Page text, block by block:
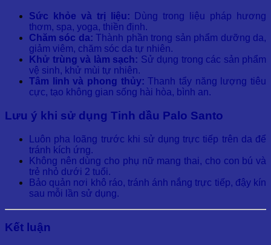
Sức khỏe và trị liệu: Dùng trong liệu pháp hương
thơm, spa, yoga, thiền định.
Chăm sóc da: Thành phần trong sản phẩm dưỡng da,
giảm viêm, chăm sóc da tự nhiên.
Khử trùng và làm sạch: Sử dụng trong các sản phẩm
vệ sinh, khử mùi tự nhiên.
Tâm linh và phong thủy: Thanh tẩy năng lượng tiêu
cực, tạo không gian sống hài hòa, bình an.
Lưu ý khi sử dụng Tinh dầu Palo Santo
Luôn pha loãng trước khi sử dụng trực tiếp trên da để
tránh kích ứng.
Không nên dùng cho phụ nữ mang thai, cho con bú và
trẻ nhỏ dưới 2 tuổi.
Bảo quản nơi khô ráo, tránh ánh nắng trực tiếp, đậy kín
sau mỗi lần sử dụng.
Kết luận